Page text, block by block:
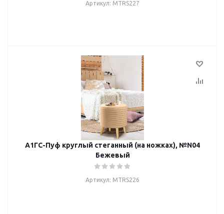
Артикул: MTRS227
А1ГС-Пуф круглый стеганный (на ножках), №N04
Бежевый
Артикул: MTRS226